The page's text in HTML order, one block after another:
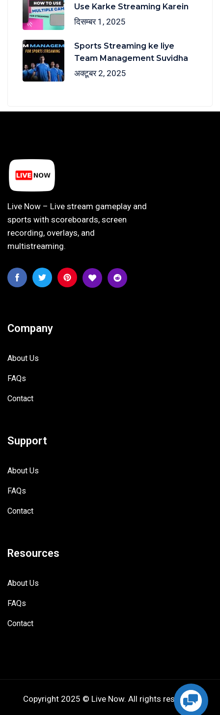
Use Karke Streaming Karein
दिसम्बर 1, 2025
Sports Streaming ke liye
Team Management Suvidha
अक्टूबर 2, 2025
Live Now – Live stream gameplay and
sports with scoreboards, screen
recording, overlays, and
multistreaming.
Company
About Us
FAQs
Contact
Support
About Us
FAQs
Contact
Resources
About Us
FAQs
Contact
Copyright 2025 © Live Now. All rights reserved.